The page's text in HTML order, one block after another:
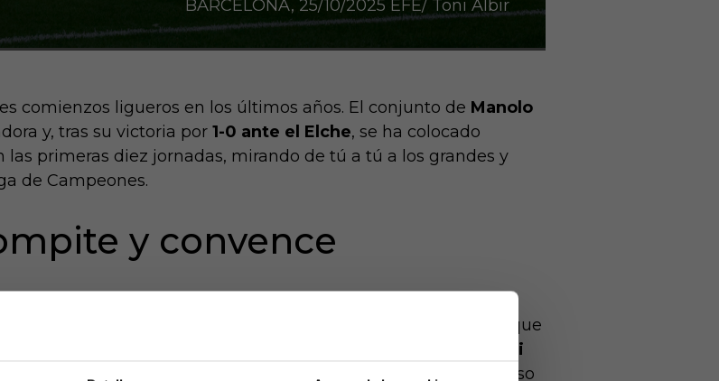
BARCELONA, 25/10/2025 EFE/ Toni Albir
comienzos ligueros en los últimos años. El conjunto de Manolo
y, tras su victoria por 1-0 ante el Elche, se ha colocado
las primeras diez jornadas, mirando de tú a tú a los grandes y
de Campeones.
y convence
las sorpresas positivas de la temporada 2025/26. Con un
intensidad contagiosa, los pericos han encontrado la fórmula que
Javi
, ha transformado un grupo que el curso